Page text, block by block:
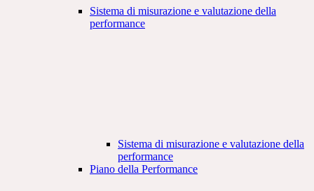
Sistema di misurazione e valutazione della
performance
Sistema di misurazione e valutazione della
performance
Piano della Performance